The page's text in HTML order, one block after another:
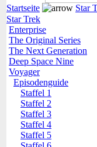
Startseite Star
Star Trek
Enterprise
The Original Series
The Next Generation
Deep Space Nine
Voyager
Episodenguide
Staffel 1
Staffel 2
Staffel 3
Staffel 4
Staffel 5